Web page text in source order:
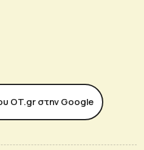
ΟΤ.gr στην Google